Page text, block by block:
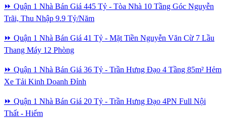
⏩ Quận 1 Nhà Bán Giá 445 Tỷ - Tòa Nhà 10 Tầng Góc Nguyễn
Trãi, Thu Nhập 9.9 Tỷ/Năm
⏩ Quận 1 Nhà Bán Giá 41 Tỷ - Mặt Tiền Nguyễn Văn Cừ 7 Lầu
Thang Máy 12 Phòng
⏩ Quận 1 Nhà Bán Giá 36 Tỷ - Trần Hưng Đạo 4 Tầng 85m² Hẻm
Xe Tải Kinh Doanh Đỉnh
⏩ Quận 1 Nhà Bán Giá 20 Tỷ - Trần Hưng Đạo 4PN Full Nội
Thất - Hiếm